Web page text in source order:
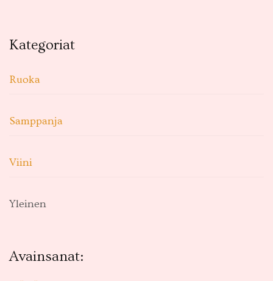
Kategoriat
Ruoka
Samppanja
Viini
Yleinen
Avainsanat: